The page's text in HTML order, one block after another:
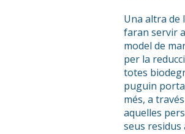
Una altra de
faran servir
model de
per la
totes
puguin
més, a
aquelles
seus